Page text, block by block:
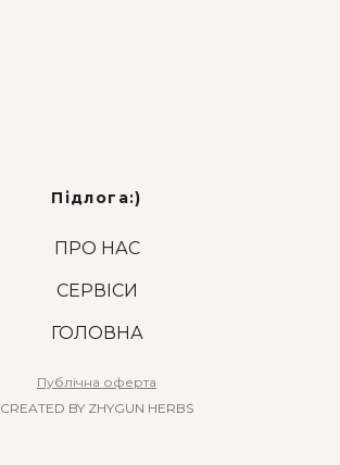
Підлога:)
ПРО НАС
СЕРВІСИ
ГОЛОВНА
Публічна оферта
CREATED BY ZHYGUN HERBS